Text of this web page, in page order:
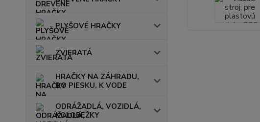
PLYŠOVÉ HRAČKY
ZVIERATÁ
HRAČKY NA ZÁHRADU,
DO PIESKU, K VODE
ODRÁŽADLÁ, VOZIDLÁ,
KOLOBEŽKY